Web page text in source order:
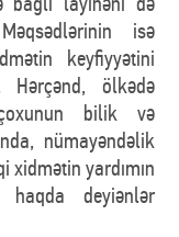
isə
keyfiyyətini
Hərçənd, ölkədə
bilik və
nümayəndəlik
xidmətin yardımın
haqda deyiənlər